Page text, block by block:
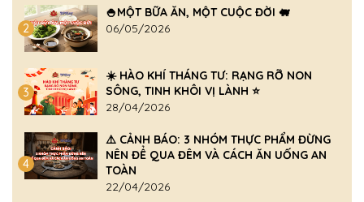
2
🍚MỘT BỮA ĂN, MỘT CUỘC ĐỜI 🐖
06/05/2026
3
☀️ HÀO KHÍ THÁNG TƯ: RẠNG RỠ NON
SÔNG, TINH KHÔI VỊ LÀNH ⭐
28/04/2026
4
⚠️ CẢNH BÁO: 3 NHÓM THỰC PHẨM ĐỪNG
NÊN ĐỂ QUA ĐÊM VÀ CÁCH ĂN UỐNG AN
TOÀN
22/04/2026